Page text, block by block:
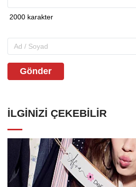
Gönder
İLGINIZI ÇEKEBILIR